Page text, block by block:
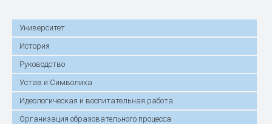
Университет
История
Руководство
Устав и Символика
Идеологическая и воспитательная работа
Организация образовательного процесса